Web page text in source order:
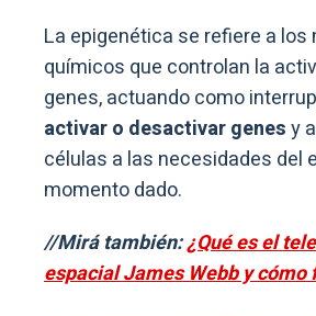
La epigenética se refiere a
químicos que controlan la
genes, actuando como
activar o desactivar genesy
células a las necesidades del
momento dado.
//Mirá también:¿Qué es el
espacial James Webb y cómo